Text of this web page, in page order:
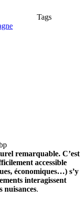
Tags
remarquable. C’est
accessible
économiques…) s’y
interagissent
nuisances.